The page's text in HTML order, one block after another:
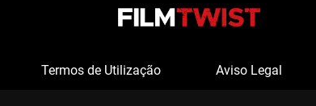
Termos de Utilização Aviso Legal